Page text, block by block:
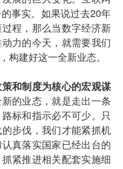
事实。如果说过去20年
程，那么当数字经济新
力的今天，就需要我们
构建好这一全新业态。
和制度为核心的宏观谋
的业态，就是走出一条
标和指示必不可少。只
步伐，我们才能紧抓机
真落实国家已经出台的
紧推进相关配套实施细